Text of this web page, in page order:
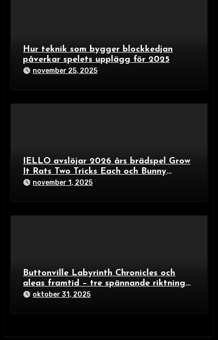
Hur teknik som bygger blockkedjan
påverkar spelets upplägg för 2025
november 25, 2025
IELLO avslöjar 2026 års brädspel Grow
It Rats Two Tricks Each och Bunny
Builders – färgexplosion för familjer och
november 1, 2025
Buttonville Labyrinth Chronicles och
aleas framtid – tre spännande riktningar
i brädspelsvärlden 2024
oktober 31, 2025